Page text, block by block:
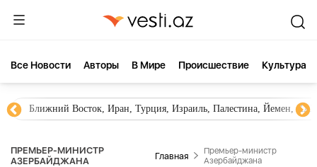
Все Новости Aвторы В Мире Происшествие Культура
Новости Азербайджана Южный Кавказ, Грузия,
ПРЕМЬЕР-МИНИСТР
АЗЕРБАЙДЖАНА
Главная
Премьер-министр
Азербайджана